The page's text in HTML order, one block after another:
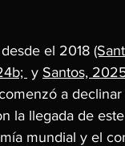
el 2018
y Santos,
a
la llegada de
mundial y el